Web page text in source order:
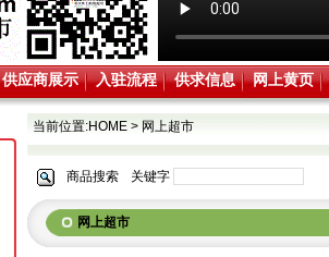
供应商展示 入驻流程 供求信息 网上黄页
当前位置:HOME> 网上超市
商品搜索 关键字
网上超市